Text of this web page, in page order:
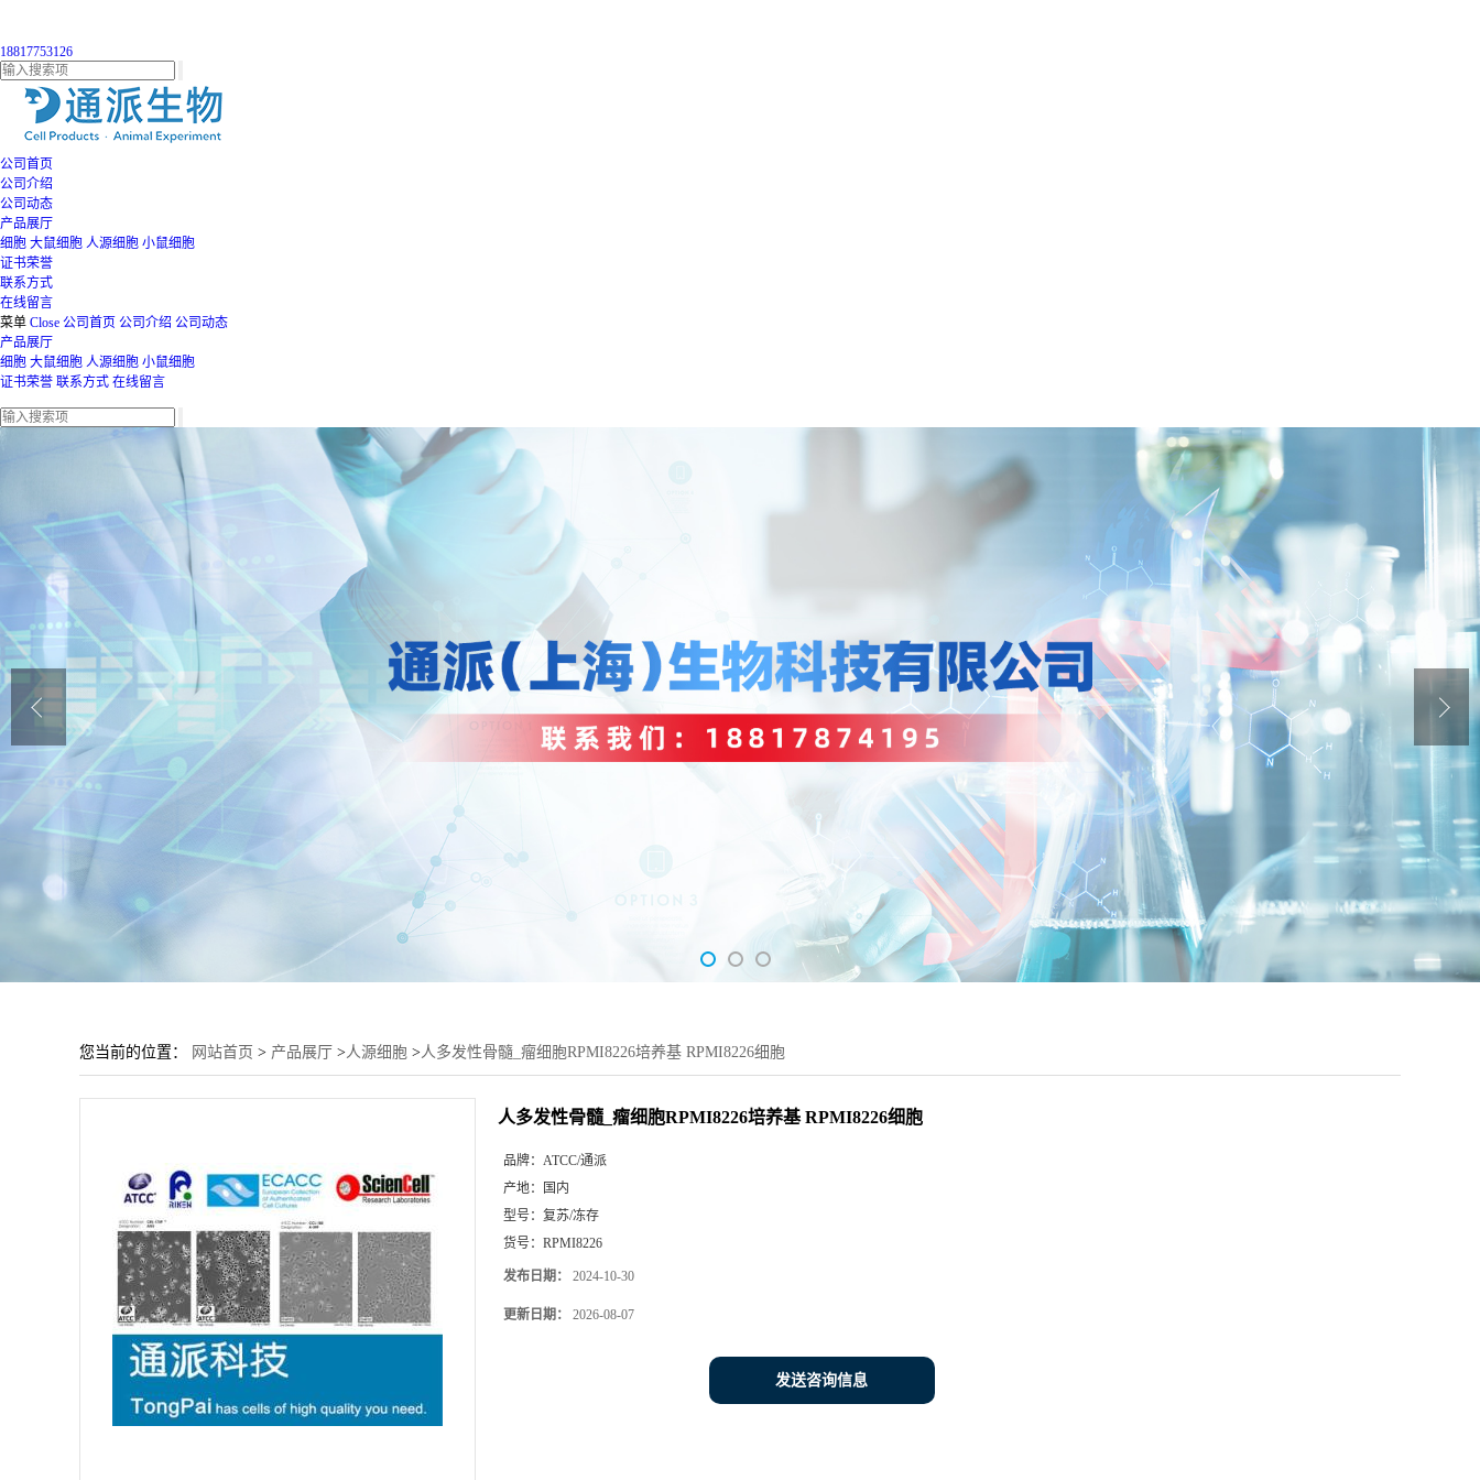
18817753126
公司首页
公司介绍
公司动态
产品展厅
细胞 大鼠细胞 人源细胞 小鼠细胞
证书荣誉
联系方式
在线留言
菜单 Close 公司首页 公司介绍 公司动态
产品展厅
细胞 大鼠细胞 人源细胞 小鼠细胞
证书荣誉 联系方式 在线留言
您当前的位置： 网站首页 > 产品展厅 >人源细胞 >人多发性骨髓_瘤细胞RPMI8226培养基 RPMI8226细胞
人多发性骨髓_瘤细胞RPMI8226培养基 RPMI8226细胞
品牌： ATCC/通派
产地：
国内
型号： 复苏/冻存
货号： RPMI8226
发布日期： 2024-10-30
更新日期： 2026-08-07
发送咨询信息